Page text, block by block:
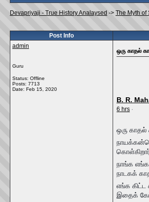
Devapriyaji - True History Analaysed -> The Myth of
Post Info
admin
Guru
Status: Offline
Posts: 7713
Date: Feb 15, 2020
ஒரு காதல்
B. R.
6 hrs ·
ஒரு காதல்
நாங்க
நாடகக்
எங்க கிட்ட
இதைக்